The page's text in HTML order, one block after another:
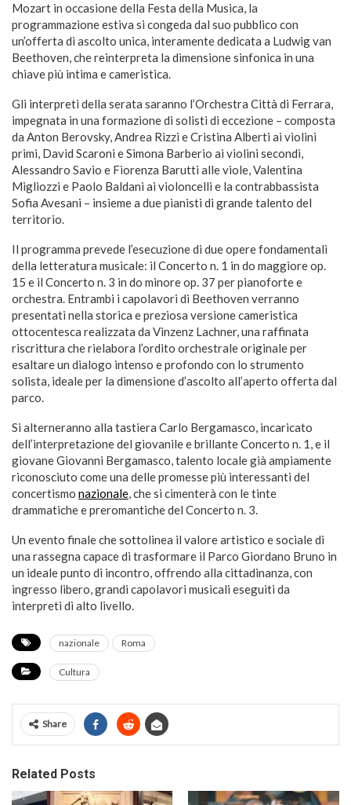
Mozart in occasione della Festa della Musica, la
programmazione estiva si congeda dal suo pubblico con
un’offerta di ascolto unica, interamente dedicata a Ludwig van
Beethoven, che reinterpreta la dimensione sinfonica in una
chiave più intima e cameristica.
Gli interpreti della serata saranno l’Orchestra Città di Ferrara,
impegnata in una formazione di solisti di eccezione – composta
da Anton Berovsky, Andrea Rizzi e Cristina Alberti ai violini
primi, David Scaroni e Simona Barberio ai violini secondi,
Alessandro Savio e Fiorenza Barutti alle viole, Valentina
Migliozzi e Paolo Baldani ai violoncelli e la contrabbassista
Sofia Avesani – insieme a due pianisti di grande talento del
territorio.
Il programma prevede l’esecuzione di due opere fondamentali
della letteratura musicale: il Concerto n. 1 in do maggiore op.
15 e il Concerto n. 3 in do minore op. 37 per pianoforte e
orchestra. Entrambi i capolavori di Beethoven verranno
presentati nella storica e preziosa versione cameristica
ottocentesca realizzata da Vinzenz Lachner, una raffinata
riscrittura che rielabora l’ordito orchestrale originale per
esaltare un dialogo intenso e profondo con lo strumento
solista, ideale per la dimensione d’ascolto all’aperto offerta dal
parco.
Si alterneranno alla tastiera Carlo Bergamasco, incaricato
dell’interpretazione del giovanile e brillante Concerto n. 1, e il
giovane Giovanni Bergamasco, talento locale già ampiamente
riconosciuto come una delle promesse più interessanti del
concertismo nazionale, che si cimenterà con le tinte
drammatiche e preromantiche del Concerto n. 3.
Un evento finale che sottolinea il valore artistico e sociale di
una rassegna capace di trasformare il Parco Giordano Bruno in
un ideale punto di incontro, offrendo alla cittadinanza, con
ingresso libero, grandi capolavori musicali eseguiti da
interpreti di alto livello.
nazionale Roma
Cultura
Share
Related Posts